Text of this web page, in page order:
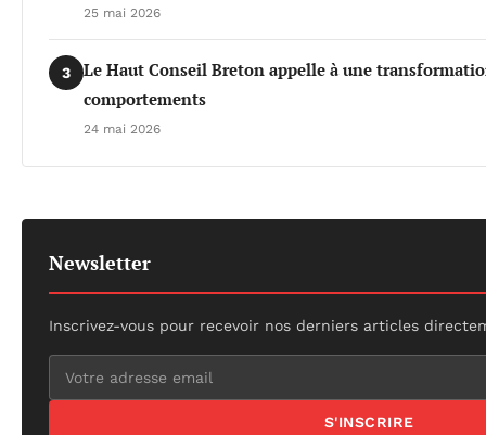
25 mai 2026
3
Le Haut Conseil Breton appelle à une
comportements
24 mai 2026
Newsletter
Inscrivez-vous pour recevoir nos derniers articles
S'INSCRIRE